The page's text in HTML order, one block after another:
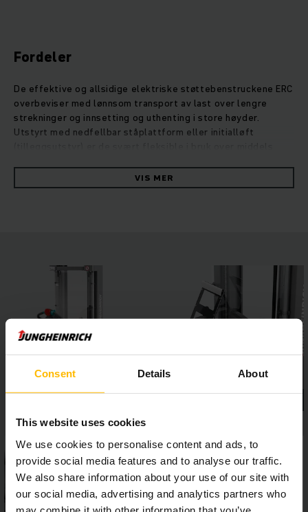
Consent Details About
This website uses cookies
We use cookies to personalise content and ads, to
provide social media features and to analyse our traffic.
We also share information about your use of our site with
our social media, advertising and analytics partners who
Fordeler
De effektive og allsidige elektriske støttebenstruckene ERC
overbeviser med lønnsom transport av last over lengre
strekninger og innsetting og uthenting i store høyder.
Utstyrt med nedfellbar ståplattform eller initialløft
ujevnheter i underlaget og ramper noe problem. Ved behov
kan det ekstra initialløftet gi mulighet for transport av to
varselsystemet for overlast operationCONTROL og
høydeforvalget positionCONTROL, for økt sikkerhet og
VIS MER